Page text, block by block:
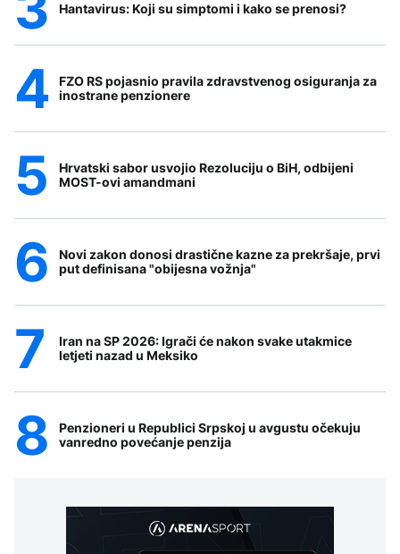
Hantavirus: Koji su simptomi i kako se prenosi?
FZO RS pojasnio pravila zdravstvenog osiguranja za
inostrane penzionere
Hrvatski sabor usvojio Rezoluciju o BiH, odbijeni
MOST-ovi amandmani
Novi zakon donosi drastične kazne za prekršaje, prvi
put definisana "obijesna vožnja"
Iran na SP 2026: Igrači će nakon svake utakmice
letjeti nazad u Meksiko
Penzioneri u Republici Srpskoj u avgustu očekuju
vanredno povećanje penzija